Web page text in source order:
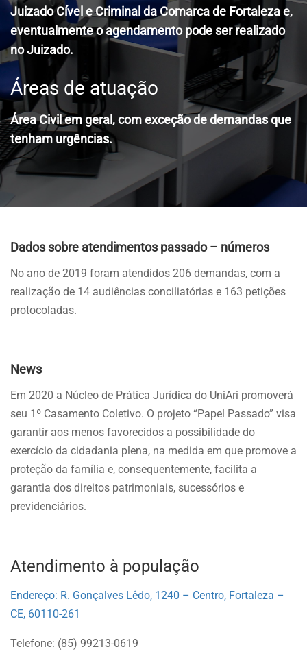
Juizado Cível e Criminal da Comarca de Fortaleza e,
eventualmente o agendamento pode ser realizado
no Juizado.
Áreas de atuação
Área Civil em geral, com exceção de demandas que
tenham urgências.
Dados sobre atendimentos passado – números
No ano de 2019 foram atendidos 206 demandas, com a
realização de 14 audiências conciliatórias e 163 petições
protocoladas.
News
Em 2020 a Núcleo de Prática Jurídica do UniAri promoverá
seu 1º Casamento Coletivo. O projeto “Papel Passado” visa
garantir aos menos favorecidos a possibilidade do
exercício da cidadania plena, na medida em que promove a
proteção da família e, consequentemente, facilita a
garantia dos direitos patrimoniais, sucessórios e
previdenciários.
Atendimento à população
Endereço: R. Gonçalves Lêdo, 1240 – Centro, Fortaleza –
CE, 60110-261
Telefone: (85) 99213-0619